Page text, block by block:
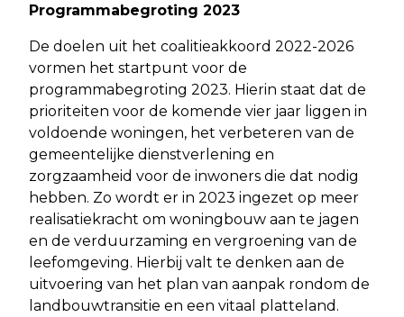
Programmabegroting 2023
De doelen uit het coalitieakkoord 2022-2026
vormen het startpunt voor de
programmabegroting 2023. Hierin staat dat de
prioriteiten voor de komende vier jaar liggen in
voldoende woningen, het verbeteren van de
gemeentelijke dienstverlening en
zorgzaamheid voor de inwoners die dat nodig
hebben. Zo wordt er in 2023 ingezet op meer
realisatiekracht om woningbouw aan te jagen
en de verduurzaming en vergroening van de
leefomgeving. Hierbij valt te denken aan de
uitvoering van het plan van aanpak rondom de
landbouwtransitie en een vitaal platteland.